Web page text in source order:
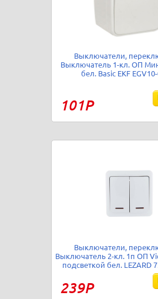
Выключатели,
Выключатель 1-кл. ОП
бел. Basic EKF
101Р
Выключатели,
Выключатель 2-кл. 1п ОП
подсветкой бел. LEZARD
239Р